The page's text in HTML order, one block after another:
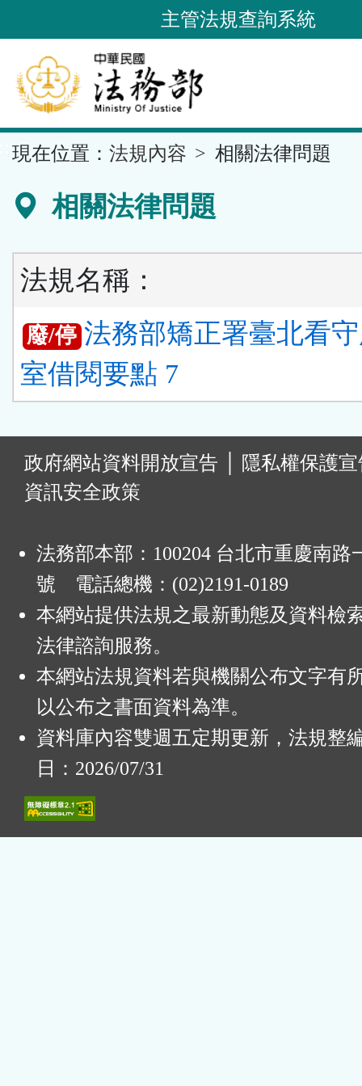
到
要
內
容
區
主管法規查詢系統
現在位置： 法規內容 相關法律問題
相關法律問題
法規名稱：
廢/停 法務部矯正署臺北看
室借閱要點 7
政府網站資料開放宣告
隱私權保護
資訊安全政策
法務部本部：100204 台北市重慶南路
號 電話總機：(02)2191-0189
本網站提供法規之最新動態及資料檢
法律諮詢服務。
本網站法規資料若與機關公布文字有
以公布之書面資料為準。
資料庫內容雙週五定期更新，法規整
日：2026/07/31